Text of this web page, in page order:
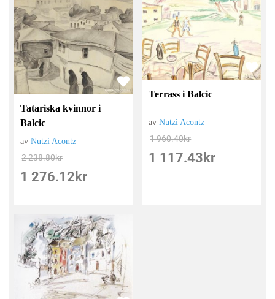
Tatariska kvinnor i
Balcic
avNutzi Acontz
2 238.80kr
1 276.12 kr
Terrass i Balcic
avNutzi Acontz
1 960.40kr
1 117.43 kr